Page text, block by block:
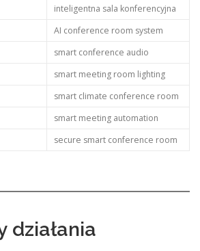
inteligentna sala konferencyjna
AI conference room system
smart conference audio
smart meeting room lighting
smart climate conference room
smart meeting automation
secure smart conference room
działania